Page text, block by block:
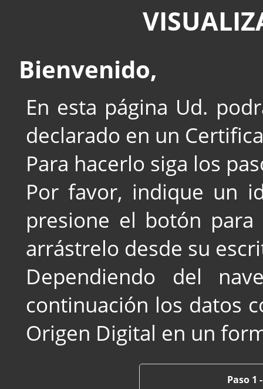
Bienvenido,
En esta página Ud.
declarado en un
Para hacerlo siga los
Por favor, indique un
presione el botón
arrástrelo desde su
Dependiendo del
continuación los datos
Origen Digital en un
Paso 1